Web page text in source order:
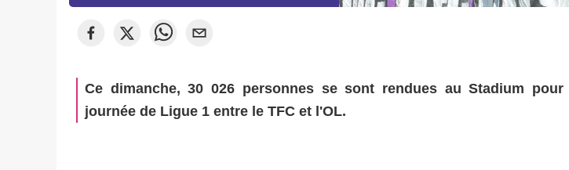
Ce dimanche, 30 026 personnes se sont rendues au Stadium
journée de Ligue 1 entre le TFC et l'OL.